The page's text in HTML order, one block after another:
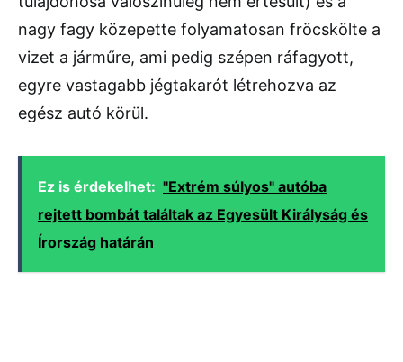
nagy fagy közepette folyamatosan fröcskölte a
vizet a járműre, ami pedig szépen ráfagyott,
egyre vastagabb jégtakarót létrehozva az
egész autó körül.
Ez is érdekelhet: "Extrém súlyos" autóba
rejtett bombát találtak az Egyesült Királyság és
Írország határán